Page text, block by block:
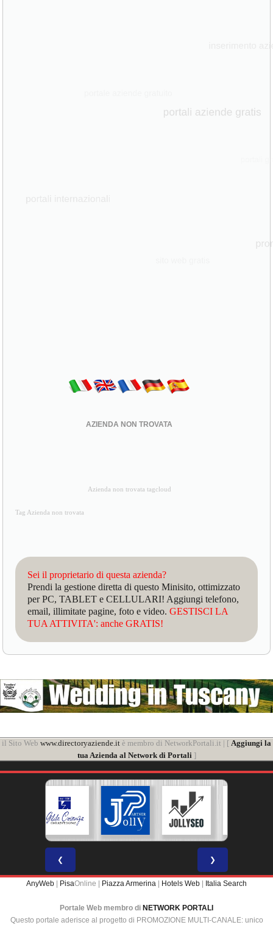
AZIENDA NON TROVATA
Azienda non trovata tagcloud
Tag Azienda non trovata
Sei il proprietario di questa azienda?
Prendi la gestione diretta di questo Minisito, ottimizzato
per PC, TABLET e CELLULARI! Aggiungi telefono,
email, illimitate pagine, foto e video.GESTISCI LA
TUA ATTIVITA': anche GRATIS!
il Sito Web www.directoryaziende.it è membro di NetworkPortali.it | [ Aggiungi la
tua Azienda al Network di Portali]
❮ ❯
AnyWeb PisaOnline | Piazza Armerina Hotels Web Italia Search
Portale Web membro di NETWORK PORTALI
Questo portale aderisce al progetto di PROMOZIONE MULTI-CANALE: unico